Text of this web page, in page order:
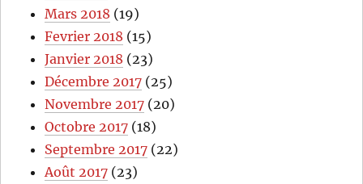
Mars 2018 (19)
Fevrier 2018 (15)
Janvier 2018 (23)
Décembre 2017 (25)
Novembre 2017 (20)
Octobre 2017 (18)
Septembre 2017 (22)
Août 2017 (23)